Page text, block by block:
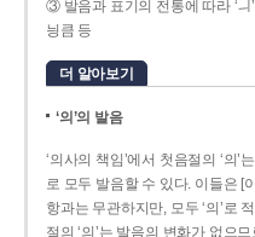
③ 발음과 표기의 전통에 따라 ‘ㅢ
닁큼 등
더 알아보기
‘의’의 발음
‘의사의 책임’에서 첫음절의 ‘의’
로 모두 발음할 수 있다. 이들은 [
항과는 무관하지만, 모두 ‘의’로
절의 ‘의’는 발음의 변화가 없으